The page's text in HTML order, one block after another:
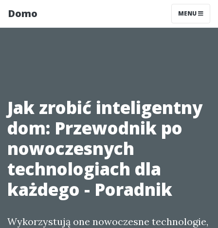
Domo MENU
Jak zrobić inteligentny
dom: Przewodnik po
nowoczesnych
technologiach dla
każdego - Poradnik
Wykorzystują one nowoczesne technologie,